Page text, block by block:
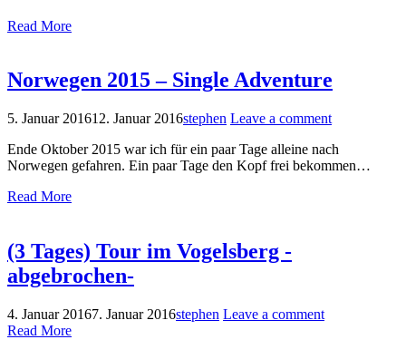
Read More
Norwegen 2015 – Single Adventure
5. Januar 201612. Januar 2016stephen Leave a comment
Ende Oktober 2015 war ich für ein paar Tage alleine nach
Norwegen gefahren. Ein paar Tage den Kopf frei bekommen…
Read More
(3 Tages) Tour im Vogelsberg -
abgebrochen-
4. Januar 20167. Januar 2016stephen Leave a comment
Read More